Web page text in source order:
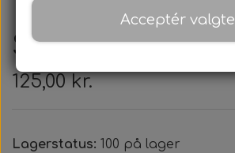
Scooter nøgler
125,00 kr.
Lagerstatus: 100 på lager
Acceptér valgte